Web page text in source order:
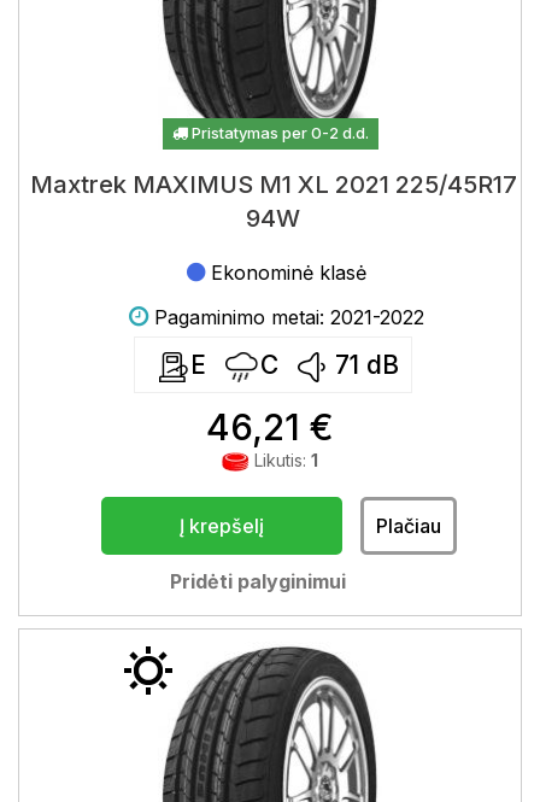
Pristatymas per 0-2 d.d.
Maxtrek MAXIMUS M1 XL 2021 225/45R17
94W
Ekonominė klasė
Pagaminimo metai: 2021-2022
E C 71 dB
46,21 €
Likutis: 1
Į krepšelį Plačiau
Pridėti palyginimui